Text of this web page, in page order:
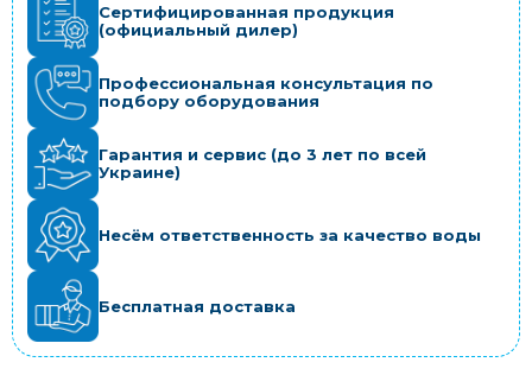
Сертифицированная продукция
(официальный дилер)
Профессиональная консультация по
подбору оборудования
Гарантия и сервис (до 3 лет по всей
Украине)
Несём ответственность за качество воды
Бесплатная доставка